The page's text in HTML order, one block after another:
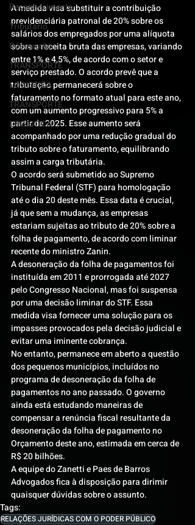
Reconhecimento
Tributário
Pós-evento
TRANSPORTE
LOGISTICA
TRANSPORTE
LOGISTICA
A medida visa substituir a contribuição
previdenciária patronal de 20% sobre os
salários dos empregados por uma alíquota
sobre a receita bruta das empresas, variando
entre 1% e 4,5%, de acordo com o setor e
serviço prestado. O acordo prevê que a
tributação permanecerá sobre o
faturamento no formato atual para este ano,
com um aumento progressivo para 5% a
partir de 2025. Esse aumento será
acompanhado por uma redução gradual do
tributo sobre o faturamento, equilibrando
assim a carga tributária.
O acordo será submetido ao Supremo
Tribunal Federal (STF) para homologação
até o dia 20 deste mês. Essa data é crucial,
já que sem a mudança, as empresas
estariam sujeitas ao tributo de 20% sobre a
folha de pagamento, de acordo com liminar
recente do ministro Zanin.
A desoneração da folha de pagamentos foi
instituída em 2011 e prorrogada até 2027
pelo Congresso Nacional, mas foi suspensa
por uma decisão liminar do STF. Essa
medida visa fornecer uma solução para os
impasses provocados pela decisão judicial e
evitar uma iminente cobrança.
No entanto, permanece em aberto a questão
dos pequenos municípios, incluídos no
programa de desoneração da folha de
pagamentos no ano passado. O governo
ainda está estudando maneiras de
compensar a renúncia fiscal resultante da
desoneração da folha de pagamento no
Orçamento deste ano, estimada em cerca de
R$ 20 bilhões.
A equipe do Zanetti e Paes de Barros
Advogados fica à disposição para dirimir
quaisquer dúvidas sobre o assunto.
Tags:
RELAÇÕES JURÍDICAS COM O PODER PÚBLICO